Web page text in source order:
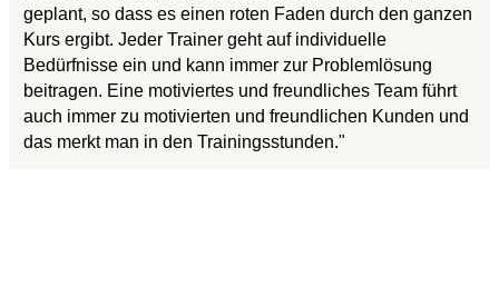
geplant, so dass es einen roten Faden durch den ganzen
Kurs ergibt. Jeder Trainer geht auf individuelle
Bedürfnisse ein und kann immer zur Problemlösung
beitragen. Eine motiviertes und freundliches Team führt
auch immer zu motivierten und freundlichen Kunden und
das merkt man in den Trainingsstunden."